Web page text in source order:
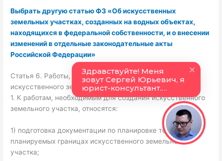
Выбрать другую статью ФЗ «Об искусственных
земельных участках, созданных на водных объектах,
находящихся в федеральной собственности, и о внесении
изменений в отдельные законодательные акты
Российской Федерации»
Статья 6. Работы, необходимые для создания
искусственного земельного участка
1. К работам, необходимым для создания искусственного
земельного участка, относятся:
1) подготовка документации по планировке территории в
планируемых границах искусственного земельного
участка;